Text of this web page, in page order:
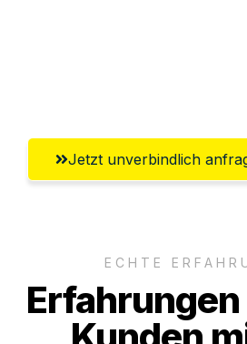
Jetzt unverbindlich
ECHTE